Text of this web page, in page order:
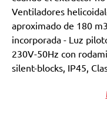
Ventiladores
aproximado de 180
incorporada - Luz
230V-50Hz con
silent-blocks, IP45,